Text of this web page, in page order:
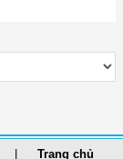
Trang chủ